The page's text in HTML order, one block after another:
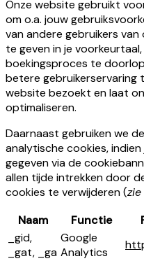
Onze website gebruikt
om o.a. jouw
van andere gebruikers
te geven in je
boekingsproces te
betere gebruikerservaring
website bezoekt en laat
optimaliseren.
Daarnaast gebruiken we
analytische cookies,
gegeven via de
allen tijde intrekken door
cookies te verwijderen (
Naam
Functie
_gid,
_gat, _ga
Google
Analytics